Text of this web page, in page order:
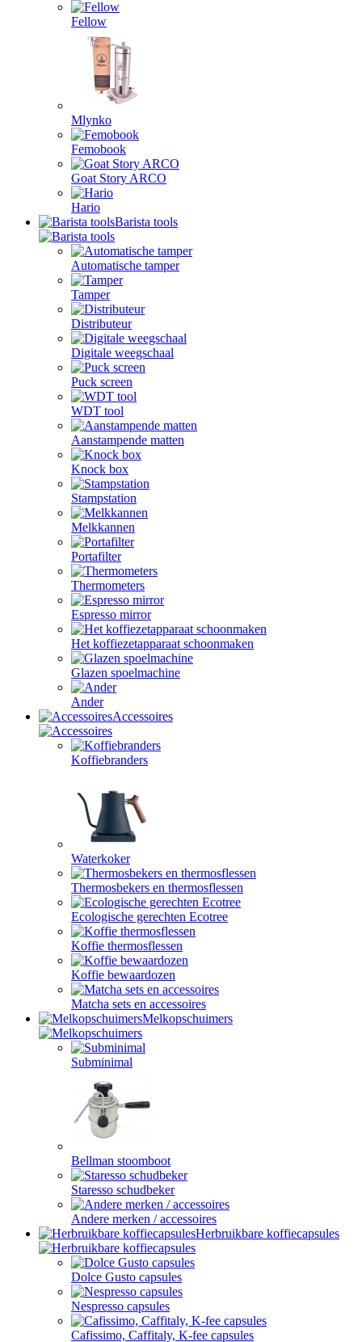
Fellow
Mlynko
Femobook
Goat Story ARCO
Hario
Barista tools
Automatische tamper
Tamper
Distributeur
Digitale weegschaal
Puck screen
WDT tool
Aanstampende matten
Knock box
Stampstation
Melkkannen
Portafilter
Thermometers
Espresso mirror
Het koffiezetapparaat schoonmaken
Glazen spoelmachine
Ander
Accessoires
Koffiebranders
Waterkoker
Thermosbekers en thermosflessen
Ecologische gerechten Ecotree
Koffie thermosflessen
Koffie bewaardozen
Matcha sets en accessoires
Melkopschuimers
Subminimal
Bellman stoomboot
Staresso schudbeker
Andere merken / accessoires
Herbruikbare koffiecapsules
Dolce Gusto capsules
Nespresso capsules
Cafissimo, Caffitaly, K-fee capsules